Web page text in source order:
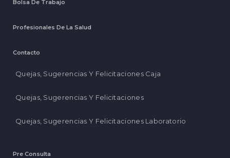
Bolsa De Trabajo
Profesionales De La Salud
Contacto
Quejas, Sugerencias Y Felicitaciones Caja
Quejas, Sugerencias Y Felicitaciones
Quejas, Sugerencias Y Felicitaciones Laboratorio
Pre Consulta